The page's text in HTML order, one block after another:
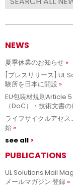
NEWS
夏季休業のお知らせ
[プレスリリース] UL
験所を日本に開設
EU包装材規則Article
（DoC）・技術文書
ライフサイクルアセ
始
see all
PUBLICATIONS
UL Solutions Mail
メールマガジン 登録